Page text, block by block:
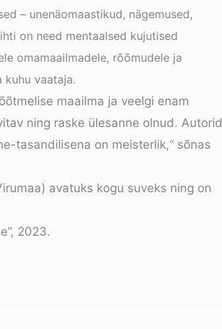
– unenäomaastikud, nägemused,
on need mentaalsed kujutised
omamaailmadele, rõõmudele ja
kuhu vaataja.
maailma ja veelgi enam
ning raske ülesanne olnud. Autorid
tasandilisena on meisterlik,“ sõnas
avatuks kogu suveks ning on
2023.